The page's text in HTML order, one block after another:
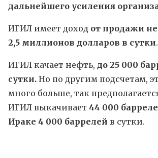
дальнейшего усиления
ИГИЛ имеет доход от продажи
2,5 миллионов долларов в сутки.
ИГИЛ качает нефть, до 25 000
сутки. Но по другим подсчетам,
много больше, так
ИГИЛ выкачивает 44 000
Ираке 4 000 баррелей в сутки.